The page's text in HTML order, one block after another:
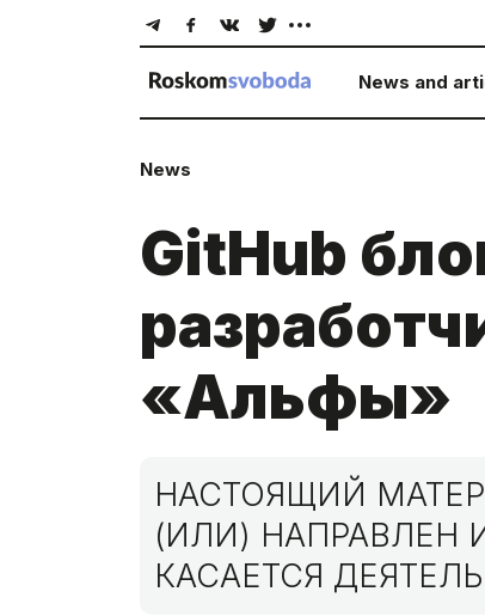
News and
News
GitHub
«Альфы»
НАСТОЯЩИЙ
(ИЛИ) НАПРАВЛЕН
КАСАЕТСЯ